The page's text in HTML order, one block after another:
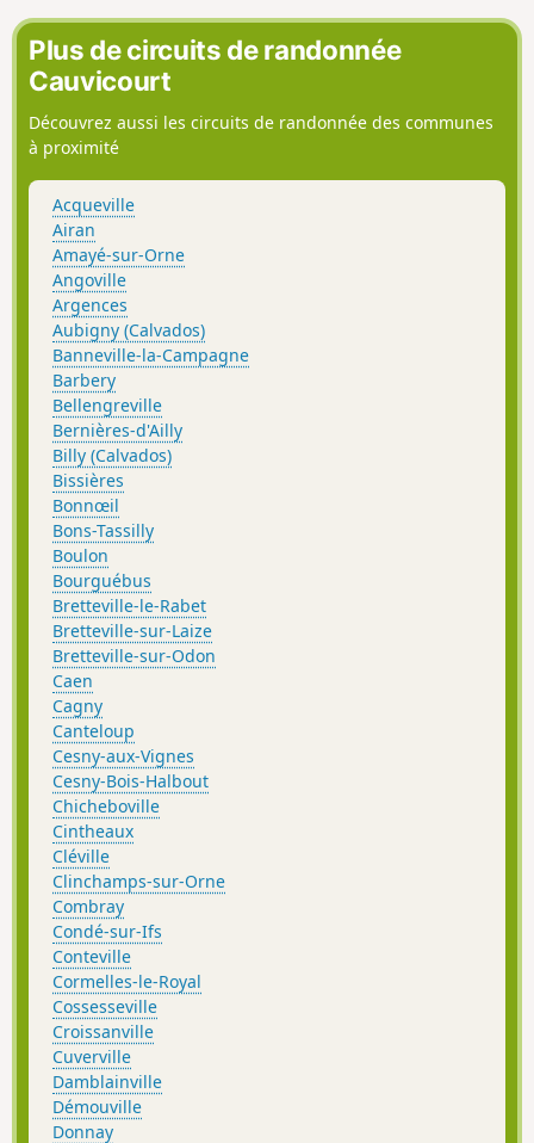
Plus de circuits de randonnée
Cauvicourt
Découvrez aussi les circuits de randonnée des communes
à proximité
Acqueville
Airan
Amayé-sur-Orne
Angoville
Argences
Aubigny (Calvados)
Banneville-la-Campagne
Barbery
Bellengreville
Bernières-d'Ailly
Billy (Calvados)
Bissières
Bonnœil
Bons-Tassilly
Boulon
Bourguébus
Bretteville-le-Rabet
Bretteville-sur-Laize
Bretteville-sur-Odon
Caen
Cagny
Canteloup
Cesny-aux-Vignes
Cesny-Bois-Halbout
Chicheboville
Cintheaux
Cléville
Clinchamps-sur-Orne
Combray
Condé-sur-Ifs
Conteville
Cormelles-le-Royal
Cossesseville
Croissanville
Cuverville
Damblainville
Démouville
Donnay